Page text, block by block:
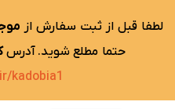
لطفا قبل از ثبت سفارش از
حتما مطلع شوید. آدرس
kadobia1